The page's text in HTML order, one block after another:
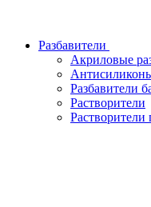
Разбавители
Акриловые
Разбавители
Растворители
Растворители